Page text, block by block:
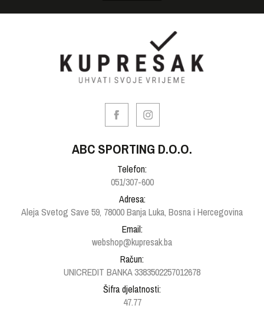
ABC SPORTING D.O.O.
Telefon:
051/307-600
Adresa:
Aleja Svetog Save 59, 78000 Banja Luka, Bosna i Hercegovina
Email:
webshop@kupresak.ba
Račun:
UNICREDIT BANKA 3383502257012678
Šifra djelatnosti:
47.77